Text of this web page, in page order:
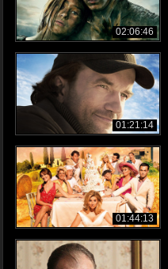
02:06:46
01:21:14
01:44:13